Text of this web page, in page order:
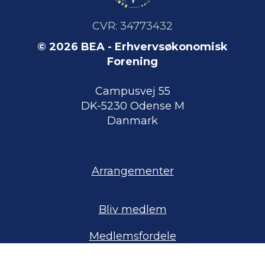
CVR: 34773432
© 2026 BEA - Erhvervsøkonomisk
Forening
Campusvej 55
DK-5230 Odense M
Danmark
Arrangementer
Bliv medlem
Medlemsfordele